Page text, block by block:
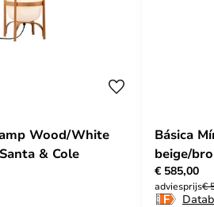
Wood/White
& Cole
Básica
beige/
Cole
€ 585,00
adviesprijs€